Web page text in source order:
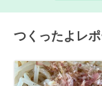
つくったよレ